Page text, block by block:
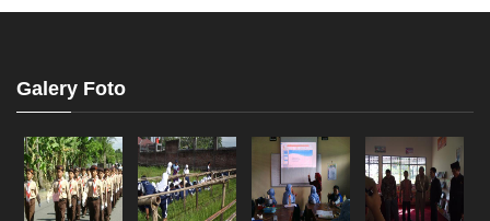
Galery Foto